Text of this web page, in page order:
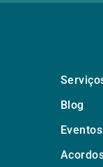
Blog
Eventos